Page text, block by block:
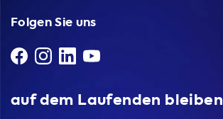
Folgen Sie uns
auf dem Laufenden bleiben